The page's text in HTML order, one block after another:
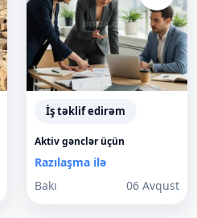
İş təklif edirəm
Aktiv gənclər üçün
Razılaşma ilə
Bakı
06 Avqust